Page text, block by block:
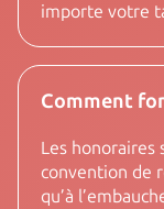
importe votre
Comment
Les honoraires
convention de
qu’à